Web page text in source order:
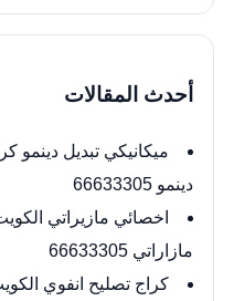
أحدث المقالات
ميكانيكي تبديل دينمو
دينمو 66633305
اخصائي مازيراتي
مازاراتي 66633305
كراج تصليح انفوي الكويت 66633305 اخصائي